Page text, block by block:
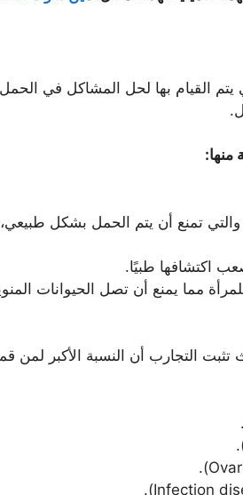
يتم القيام بها لحل المشاكل في
منها:
تمنع أن يتم الحمل بشكل
اكتشافها طبيًا.
مما يمنع أن تصل الحيوانات
تثبت التجارب أن النسبة الأكبر